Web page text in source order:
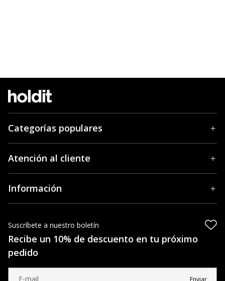
Categorías populares
Atención al cliente
Información
Suscríbete a nuestro boletín
Recibe un 10% de descuento en tu próximo
pedido
Enviar